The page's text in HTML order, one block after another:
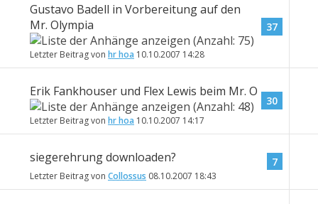
Gustavo Badell in Vorbereitung auf den
Mr. Olympia
Letzter Beitrag von hr hoa 10.10.2007 14:28
37
Erik Fankhouser und Flex Lewis beim Mr. O
Letzter Beitrag von hr hoa 10.10.2007 14:17
30
siegerehrung downloaden?
Letzter Beitrag von Collossus 08.10.2007 18:43
7